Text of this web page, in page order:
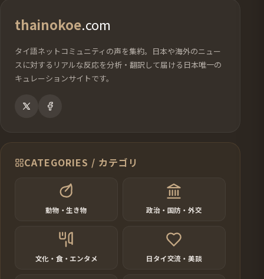
thainokoe.com
タイ語ネットコミュニティの声を集約。日本や海外のニュー
スに対するリアルな反応を分析・翻訳して届ける日本唯一の
キュレーションサイトです。
CATEGORIES / カテゴリ
動物・生き物 政治・国防・外交
文化・食・エンタメ 日タイ交流・美談